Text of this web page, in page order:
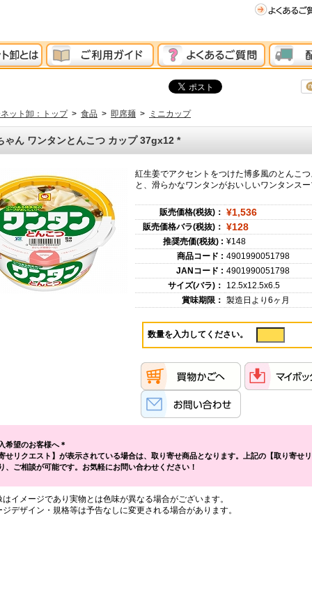
ット卸：トップ > 食品 > 即席麺 > ミニカップ
ゃん ワンタンとんこつ カップ 37gx12 *
紅生姜でアクセントをつけた博多風のとんこ
と、滑らかなワンタンがおいしいワンタンス
販売価格(税抜)： ¥1,536
販売価格バラ(税抜)： ¥128
推奨売価(税抜) : ¥148
商品コード : 4901990051798
JANコード : 4901990051798
サイズ(バラ)：
12.5x12.5x6.5
賞味期限： 製造日より6ヶ月
数量を入力してください。
希望のお客様へ＊
せリクエスト】が表示されている場合は、取り寄せ商品となります。上記の【取り寄せ
、ご相談が可能です。お気軽にお問い合わせください！
イメージであり実物とは色味が異なる場合がございます。
デザイン・規格等は予告なしに変更される場合があります。